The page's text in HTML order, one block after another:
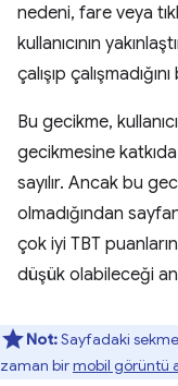
nedeni, fare veya
kullanıcının
çalışıp
Bu gecikme,
gecikmesine
sayılır. Ancak bu
olmadığından
çok iyi TBT
düşük olabileceği
Not:Sayfadaki
zaman birmobil görüntü